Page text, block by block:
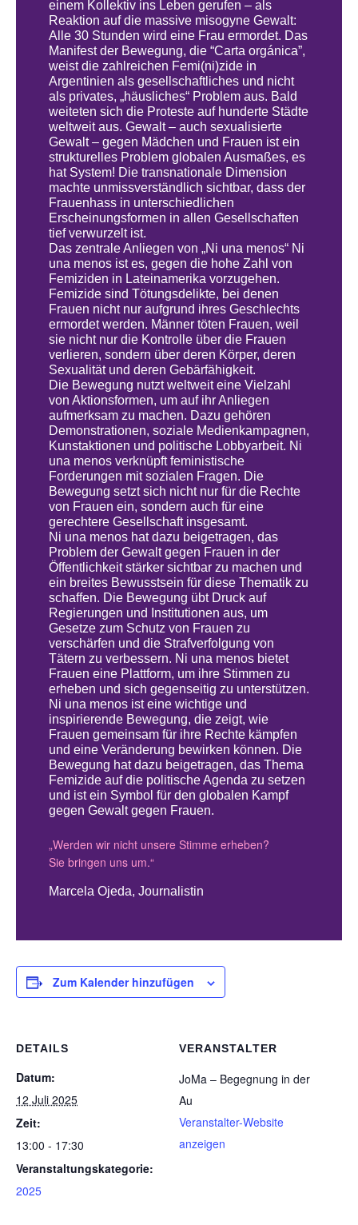
einem Kollektiv ins Leben gerufen – als
Reaktion auf die massive misogyne Gewalt:
Alle 30 Stunden wird eine Frau ermordet. Das
Manifest der Bewegung, die “Carta orgánica”,
weist die zahlreichen Femi(ni)zide in
Argentinien als gesellschaftliches und nicht
als privates, „häusliches“ Problem aus. Bald
weiteten sich die Proteste auf hunderte Städte
weltweit aus. Gewalt – auch sexualisierte
Gewalt – gegen Mädchen und Frauen ist ein
strukturelles Problem globalen Ausmaßes, es
hat System! Die transnationale Dimension
machte unmissverständlich sichtbar, dass der
Frauenhass in unterschiedlichen
Erscheinungsformen in allen Gesellschaften
tief verwurzelt ist.
Das zentrale Anliegen von „Ni una menos“ Ni
una menos ist es, gegen die hohe Zahl von
Femiziden in Lateinamerika vorzugehen.
Femizide sind Tötungsdelikte, bei denen
Frauen nicht nur aufgrund ihres Geschlechts
ermordet werden. Männer töten Frauen, weil
sie nicht nur die Kontrolle über die Frauen
verlieren, sondern über deren Körper, deren
Sexualität und deren Gebärfähigkeit.
Die Bewegung nutzt weltweit eine Vielzahl
von Aktionsformen, um auf ihr Anliegen
aufmerksam zu machen. Dazu gehören
Demonstrationen, soziale Medienkampagnen,
Kunstaktionen und politische Lobbyarbeit. Ni
una menos verknüpft feministische
Forderungen mit sozialen Fragen. Die
Bewegung setzt sich nicht nur für die Rechte
von Frauen ein, sondern auch für eine
gerechtere Gesellschaft insgesamt.
Ni una menos hat dazu beigetragen, das
Problem der Gewalt gegen Frauen in der
Öffentlichkeit stärker sichtbar zu machen und
ein breites Bewusstsein für diese Thematik zu
schaffen. Die Bewegung übt Druck auf
Regierungen und Institutionen aus, um
Gesetze zum Schutz von Frauen zu
verschärfen und die Strafverfolgung von
Tätern zu verbessern. Ni una menos bietet
Frauen eine Plattform, um ihre Stimmen zu
erheben und sich gegenseitig zu unterstützen.
Ni una menos ist eine wichtige und
inspirierende Bewegung, die zeigt, wie
Frauen gemeinsam für ihre Rechte kämpfen
und eine Veränderung bewirken können. Die
Bewegung hat dazu beigetragen, das Thema
Femizide auf die politische Agenda zu setzen
und ist ein Symbol für den globalen Kampf
gegen Gewalt gegen Frauen.
„Werden wir nicht unsere Stimme erheben?
Sie bringen uns um.“
Marcela Ojeda, Journalistin
Zum Kalender hinzufügen
DETAILS
Datum:
12 Juli 2025
Zeit:
13:00 - 17:30
Veranstaltungskategorie:
2025
VERANSTALTER
JoMa – Begegnung in der
Au
Veranstalter-Website
anzeigen